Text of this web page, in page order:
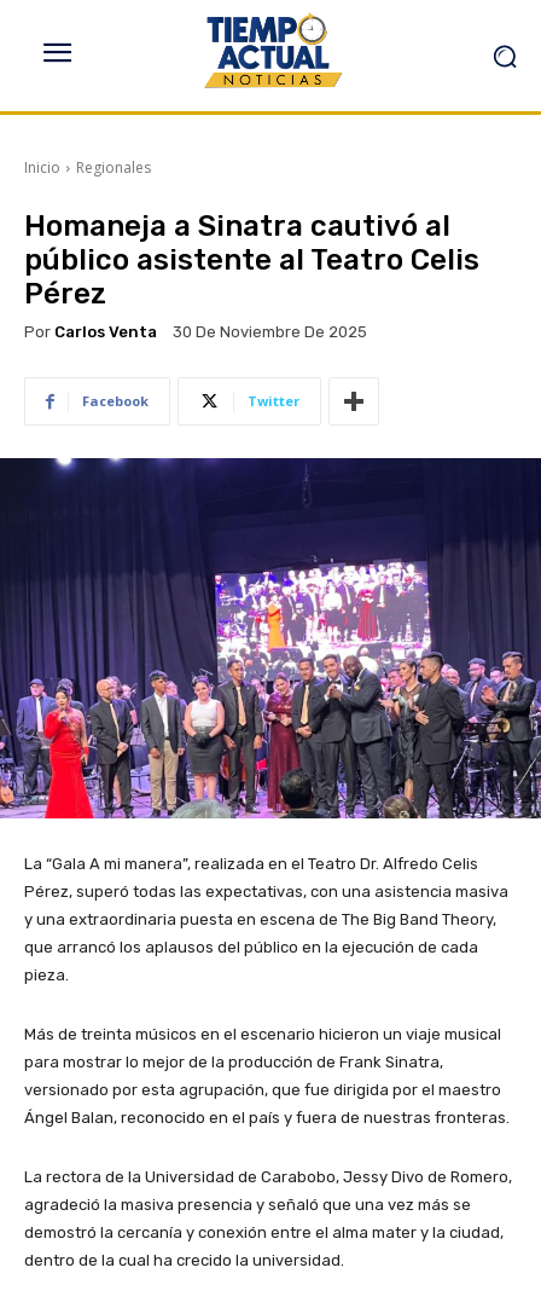
Inicio Regionales
Homaneja a Sinatra cautivó al
público asistente al Teatro Celis
Pérez
Por Carlos Venta 30 De Noviembre De 2025
Facebook Twitter
La “Gala A mi manera”, realizada en el Teatro Dr. Alfredo Celis
Pérez, superó todas las expectativas, con una asistencia masiva
y una extraordinaria puesta en escena de The Big Band Theory,
que arrancó los aplausos del público en la ejecución de cada
pieza.
Más de treinta músicos en el escenario hicieron un viaje musical
para mostrar lo mejor de la producción de Frank Sinatra,
versionado por esta agrupación, que fue dirigida por el maestro
Ángel Balan, reconocido en el país y fuera de nuestras fronteras.
La rectora de la Universidad de Carabobo, Jessy Divo de Romero,
agradeció la masiva presencia y señaló que una vez más se
demostró la cercanía y conexión entre el alma mater y la ciudad,
dentro de la cual ha crecido la universidad.